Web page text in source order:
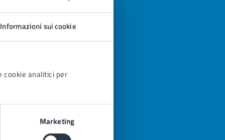
Informazioni sui cookie
cookie analitici per
Marketing